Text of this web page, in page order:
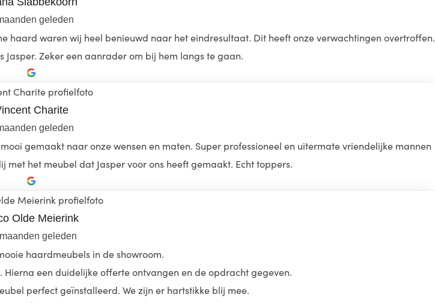
geleden
haard waren wij heel benieuwd naar het eindresultaat. Dit heeft onze verwachtingen overtroffen.
Jasper. Zeker een aanrader om bij hem langs te gaan.
Charite
geleden
gemaakt naar onze wensen en maten. Super professioneel en uitermate vriendelijke mannen
het meubel dat Jasper voor ons heeft gemaakt. Echt toppers.
Olde Meierink
geleden
haardmeubels in de showroom.
een duidelijke offerte ontvangen en de opdracht gegeven.
perfect geïnstalleerd. We zijn er hartstikke blij mee.